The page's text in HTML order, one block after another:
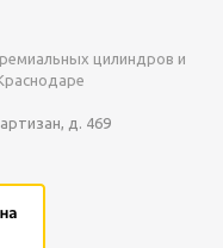
цилиндров и
д. 469